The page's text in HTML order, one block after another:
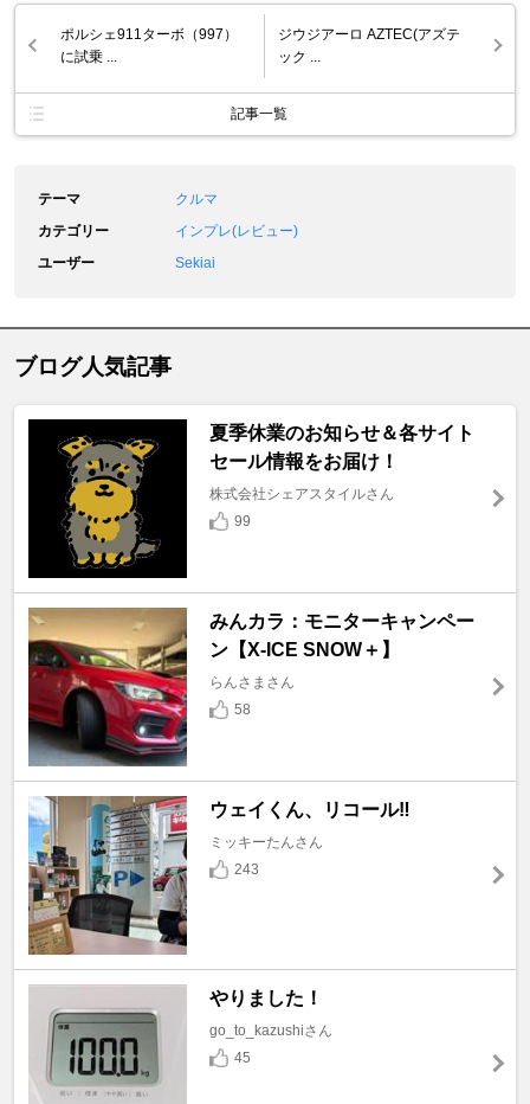
ポルシェ911ターボ（997）
に試乗 ...
ジウジアーロ AZTEC(アズテ
ック ...
記事一覧
テーマ
クルマ
カテゴリー
インプレ(レビュー)
ユーザー
Sekiai
ブログ人気記事
夏季休業のお知らせ＆各サイト
セール情報をお届け！
株式会社シェアスタイルさん
99
みんカラ：モニターキャンペー
ン【X-ICE SNOW＋】
らんさまさん
58
ウェイくん、リコール‼️
ミッキーたんさん
243
やりました！
go_to_kazushiさん
45